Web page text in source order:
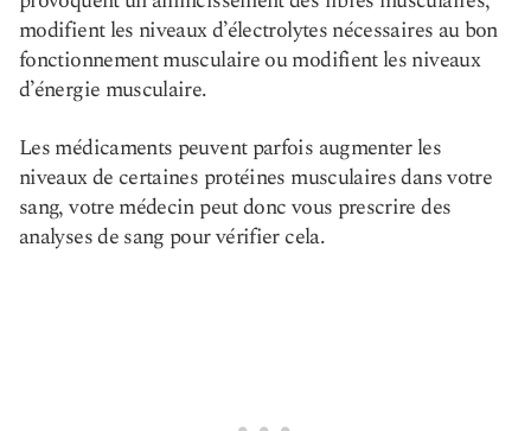
modifient les niveaux d’électrolytes nécessaires au bon
fonctionnement musculaire ou modifient les niveaux
d’énergie musculaire.
Les médicaments peuvent parfois augmenter les
niveaux de certaines protéines musculaires dans votre
sang, votre médecin peut donc vous prescrire des
analyses de sang pour vérifier cela.